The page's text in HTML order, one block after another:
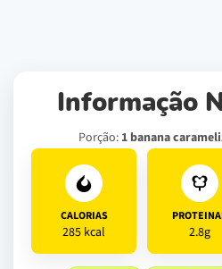
Informação
Porção: 1 banana
CALORIAS
285 kcal 2.8g